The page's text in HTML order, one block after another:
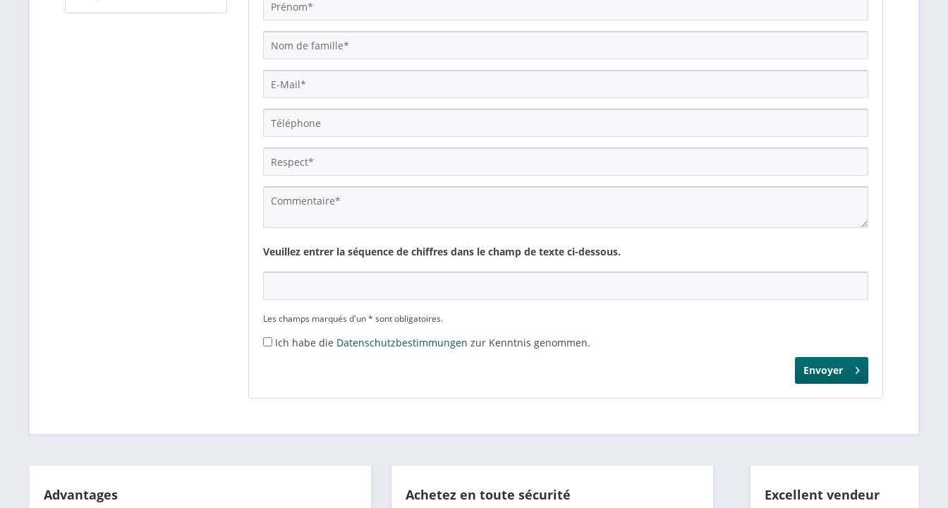
Veuillez entrer la séquence de chiffres dans le champ de texte ci-dessous.
Les champs marqués d'un * sont obligatoires.
Ich habe die Datenschutzbestimmungen zur Kenntnis genommen.
Envoyer
Advantages Achetez en toute sécurité Excellent vendeur